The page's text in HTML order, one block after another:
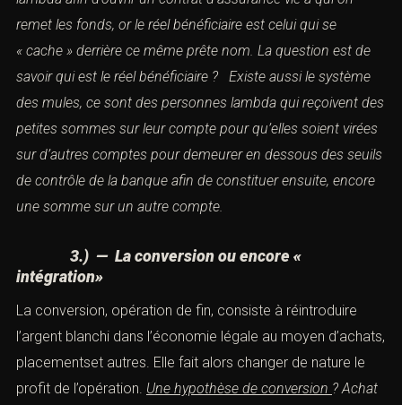
l’enquête. À la fin de cette opération, l’argent aura une
apparence légale et sera prêt à être recyclé ou investi.
Une hypothèse dedissimulation ? Le prête-nom :
présenter une personne lambda afin d’ouvrir un contrat
d’assurance vieà qui on remet les fonds, or le réel
bénéficiaire est celui qui se « cache » derrière ce même
prête nom. La question est de savoirqui est le réel
bénéficiaire ? Existe aussi le système des mules, ce sont
sur leur compte pour qu’elles soient virées sur d’autres
comptes pour demeurer en dessous des seuils de
contrôle de la banque afin de constituerensuite, encore
une somme sur un autre compte.
3.) — La conversion ou encore «